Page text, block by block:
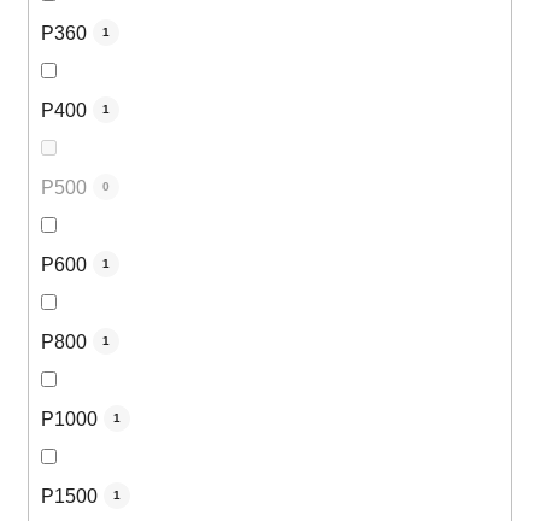
P360 1
P400 1
P500 0
P600 1
P800 1
P1000 1
P1500 1